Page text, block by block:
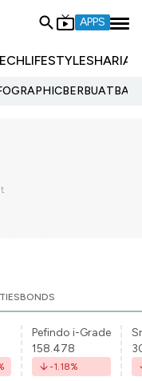
APPS
LIFESTYLESHARIA
BONDS
Pefindo i-Grade
158.478
-1.18%